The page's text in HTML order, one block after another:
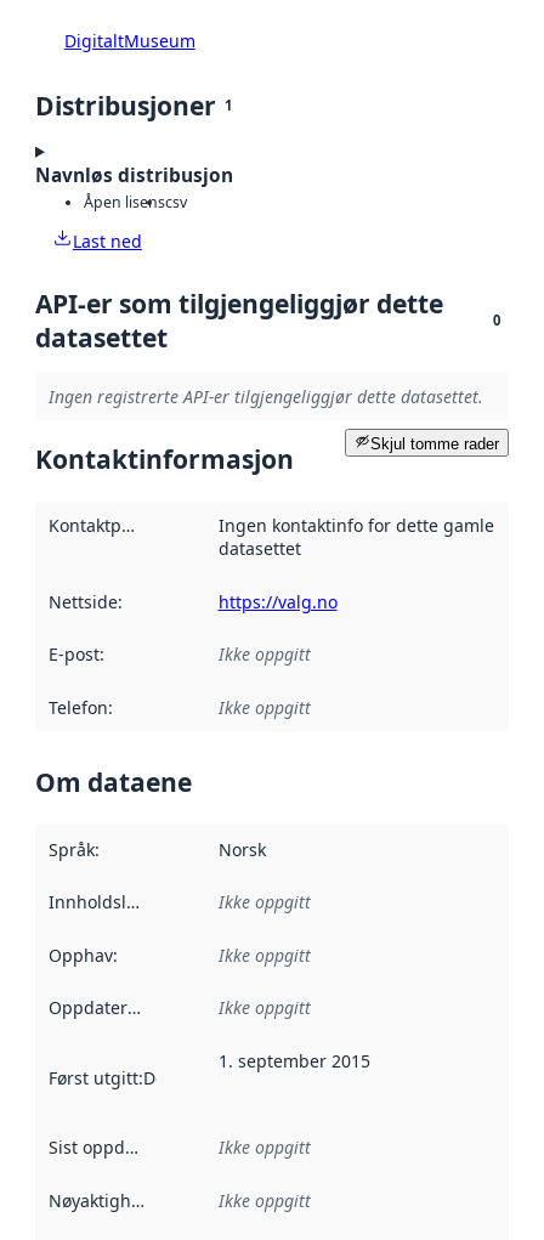
DigitaltMuseum
Distribusjoner 1
Navnløs distribusjon
Åpen lisenscsv
Last ned
API-er som tilgjengeliggjør dette
datasettet
0
Ingen registrerte API-er tilgjengeliggjør dette datasettet.
Skjul tomme rader
Kontaktinformasjon
Kontaktpunkt
Ingen kontaktinfo for dette gamle
datasettet
Nettside: https://valg.no
E-post: Ikke oppgitt
Telefon: Ikke oppgitt
Om dataene
Språk: Norsk
Innholdsleverandører :
Ikke oppgitt
Opphav: Ikke oppgitt
Oppdateringsfrekvens :
Ikke oppgitt
Først utgitt:Denne datoen sier når dataene i dette
1. september 2015
Sist oppdatert Ikke oppgitt
Nøyaktighet Ikke oppgitt